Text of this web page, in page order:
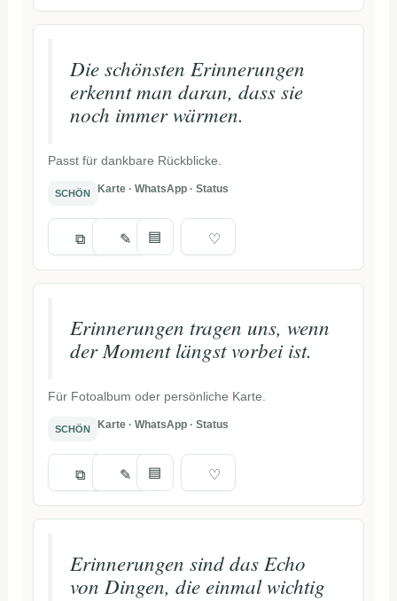
Die schönsten Erinnerungen
erkennt man daran, dass sie
noch immer wärmen.
Passt für dankbare Rückblicke.
SCHÖN Karte · WhatsApp · Status
⧉ ✎ ▤ ♡
Erinnerungen tragen uns, wenn
der Moment längst vorbei ist.
Für Fotoalbum oder persönliche Karte.
SCHÖN Karte · WhatsApp · Status
⧉ ✎ ▤ ♡
Erinnerungen sind das Echo
von Dingen, die einmal wichtig